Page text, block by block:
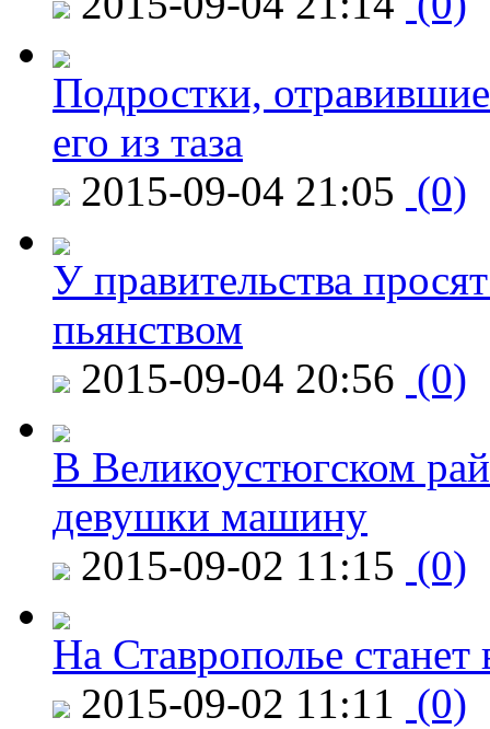
Подростки,
его из таза
2015-09-04 21:05 (0)
У правительства
пьянством
2015-09-04 20:56 (0)
В Великоустюгском
девушки машину
2015-09-02 11:15 (0)
На Ставрополье
2015-09-02 11:11 (0)